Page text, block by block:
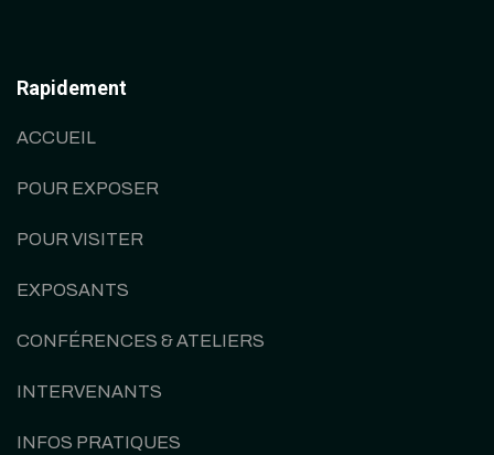
Rapidement
ACCUEIL
POUR EXPOSER
POUR VISITER
EXPOSANTS
CONFÉRENCES & ATELIERS
INTERVENANTS
INFOS PRATIQUES